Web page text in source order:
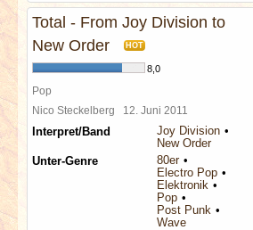
Total - From Joy Division to
New Order
HOT
8,0
Pop
Nico Steckelberg 12. Juni 2011
Interpret/Band
Joy Division
New Order
Unter-Genre
80er
Electro Pop
Elektronik
Pop
Post Punk
Wave